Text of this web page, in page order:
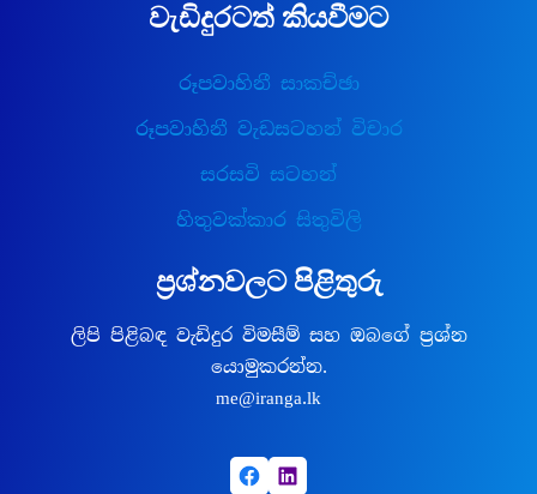
වැඩිදුරටත් කියවීමට
රූපවාහිනී සාකච්ඡා
රූපවාහිනී වැඩසටහන් විචාර
සරසවි සටහන්
හිතුවක්කාර සිතුවිලි
ප්‍රශ්නවලට පිළිතුරු
ලිපි පිළිබඳ වැඩිදුර විමසීම් සහ ඔබගේ ප්‍රශ්න
යොමුකරන්න.
me@iranga.lk
Facebook LinkedIn